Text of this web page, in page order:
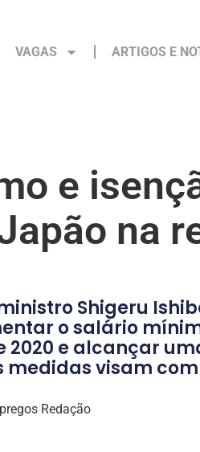
VAGAS ARTIGOS E
e
na
Shigeru
o salário
2020 e alcançar
medidas visam
Redação